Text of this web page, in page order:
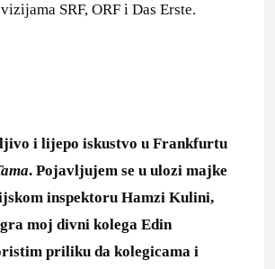
SRF, ORF i Das Erste.
i lijepo iskustvo u Frankfurtu
. Pojavljujem se u ulozi majke
inspektoru Hamzi Kulini,
moj divni kolega Edin
priliku da kolegicama i